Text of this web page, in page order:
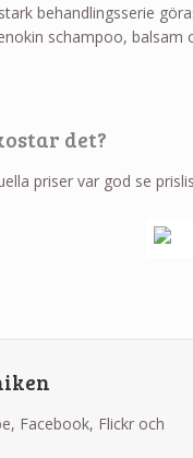
behandlingsserie
schampoo, balsam
det?
priser var god se
Facebook, Flickr och